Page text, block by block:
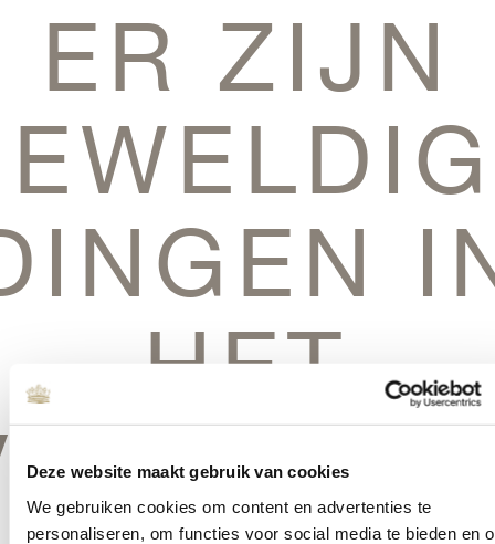
Deze website maakt gebruik van cookies
We gebruiken cookies om content en advertenties te
personaliseren, om functies voor social media te bieden en
ER ZIJN
HET